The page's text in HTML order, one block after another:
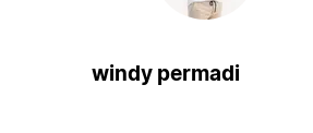
windy permadi